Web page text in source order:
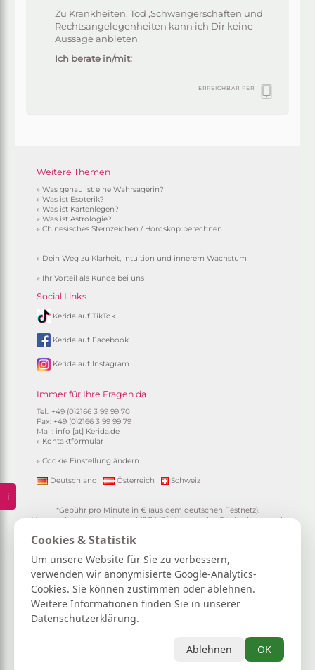
Zu Krankheiten, Tod ,Schwangerschaften und
Rechtsangelegenheiten kann ich Dir keine
Aussage anbieten
Ich berate in/mit:
ERREICHBAR PER
ℹ️
Weitere Themen
»Was genau ist eine Wahrsagerin?
»Was ist Esoterik?
»Was ist Kartenlegen?
»Was ist Astrologie?
»Chinesisches Sternzeichen / Horoskop berechnen
» Dein Weg zu Klarheit, Intuition und innerem Wachstum
» Ihr Vorteil als Kunde bei uns
Social Links
Kerida auf TikTok
Kerida auf Facebook
Kerida auf Instagram
Immer für Ihre Fragen da
Tel.: +49 (0)2166 3 99 99 70
Fax: +49 (0)2166 3 99 99 79
Mail: info [at] Kerida.de
» Kontaktformular
»Cookie Einstellung ändern
Deutschland Österreich Schweiz
*Gebühr pro Minute in € (aus dem deutschen Festnetz).
Mobilfunkpreise abweichend (0,24 €/min. mehr bei Telefonberatung).
**1.99€/min aus allen dt. Netzen
Gratisgepräch in Höhe von 15 Minuten.
15 Gratisminuten zum Kartenlegen sichern|Spiritueller Berater/in
werden
FAQ / Hilfe|AGB |Verträge hier kündigen / widerrufen
Kontakt & Impressum / Datenschutz
Kerida die Esoterikline für Kartenlegen, Hellsehen, Wahrsagen,
Lebensberatung, Spiritualität und mehr...
Selbstliebe | Heilung | Spiritualität | Achtsamkeit | Persönliches
Wachstum | Intuition | Loslassen | Manifestation | Dankbarkeit
Cookies & Statistik
Um unsere Website für Sie zu verbessern,
verwenden wir anonymisierte Google-Analytics-
Cookies. Sie können zustimmen oder ablehnen.
Weitere Informationen finden Sie in unserer
Datenschutzerklärung.
Ablehnen OK